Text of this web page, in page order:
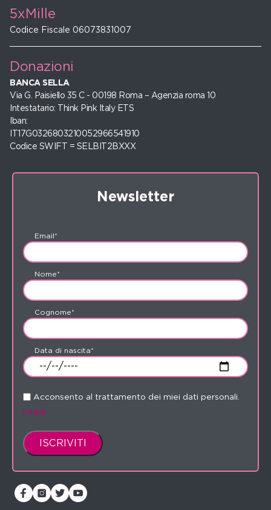
5xMille
Codice Fiscale 06073831007
Donazioni
BANCA SELLA
Via G. Paisiello 35 C - 00198 Roma – Agenzia roma 10
Intestatario: Think Pink Italy ETS
Iban:
IT17G0326803210052966541910
Codice SWIFT = SELBIT2BXXX
Newsletter
Email*
Nome*
Cognome*
Data di nascita*
Acconsento al trattamento dei miei dati personali.
Leggi